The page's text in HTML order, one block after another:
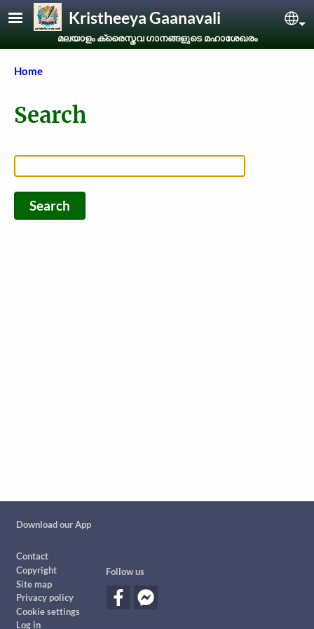
Skip to main contentKristheeya Gaanavali
മലയാളം ക്രൈസ്തവ ഗാനങ്ങളുടെ മഹാശേഖരം
Breadcrumb
Home
Search
Download our App
Footer
Contact
Copyright
Site map
Privacy policy
Cookie settings
Log in
Follow us